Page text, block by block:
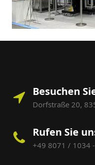
Besuchen
Dorfstraße 20,
Rufen Sie
+49 8071 / 1034